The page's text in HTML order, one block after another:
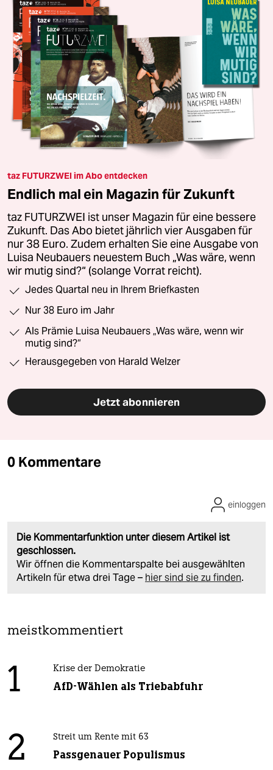
taz FUTURZWEI im Abo entdecken
Endlich mal ein Magazin für Zukunft
taz FUTURZWEI ist unser Magazin für eine bessere
Zukunft. Das Abo bietet jährlich vier Ausgaben für
nur 38 Euro. Zudem erhalten Sie eine Ausgabe von
Luisa Neubauers neuestem Buch „Was wäre, wenn
wir mutig sind?“ (solange Vorrat reicht).
Jedes Quartal neu in Ihrem Briefkasten
Nur 38 Euro im Jahr
Als Prämie Luisa Neubauers „Was wäre, wenn wir
mutig sind?“
Herausgegeben von Harald Welzer
Jetzt abonnieren
0 Kommentare
Die Kommentarfunktion unter diesem Artikel ist
geschlossen.
Wir öffnen die Kommentarspalte bei ausgewählten
Artikeln für etwa drei Tage – hier sind sie zu finden.
einloggen
meistkommentiert
1 Krise der Demokratie
AfD-Wählen als Triebabfuhr
2 Streit um Rente mit 63
Passgenauer Populismus